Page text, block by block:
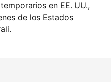
en EE. UU.,
de los Estados